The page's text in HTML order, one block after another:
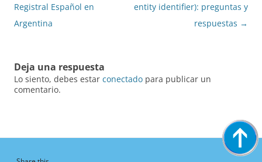
de
entradas
Registral Español en
Argentina
entity identifier): preguntas y
respuestas →
Deja una respuesta
Lo siento, debes estar conectado para publicar un
comentario.